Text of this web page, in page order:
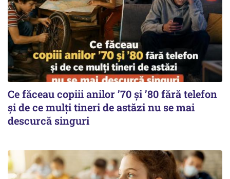
Ce făceau copiii anilor ’70 și ’80 fără telefon
și de ce mulți tineri de astăzi nu se mai
descurcă singuri